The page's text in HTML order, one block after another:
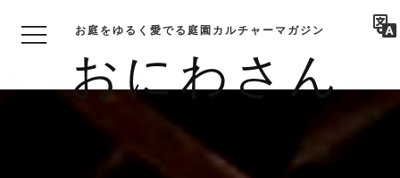
おにわさん
お庭をゆるく愛でる庭園カルチャーマガジン